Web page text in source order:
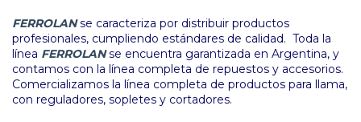
FERROLANse caracteriza por distribuir productos
profesionales, cumpliendo estándares de calidad. Toda la
línea FERROLANse encuentra garantizada en Argentina, y
contamos con la línea completa de repuestos y accesorios.
Comercializamos la línea completa de productos para llama,
con reguladores, sopletes y cortadores.